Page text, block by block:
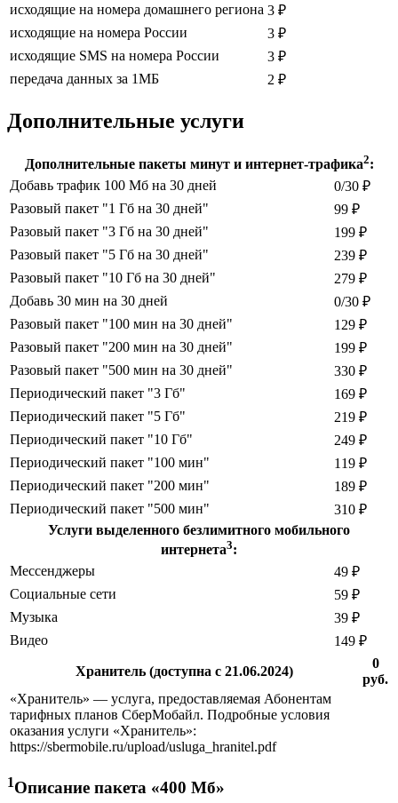
исходящие на номера домашнего региона 3 ₽
исходящие на номера России
3 ₽
исходящие SMS на номера России
3 ₽
передача данных за 1МБ
2 ₽
Дополнительные услуги
Дополнительные пакеты минут и интернет-трафика2:
Добавь трафик 100 Мб на 30 дней
0/30 ₽
Разовый пакет "1 Гб на 30 дней"
99 ₽
Разовый пакет "3 Гб на 30 дней"
199 ₽
Разовый пакет "5 Гб на 30 дней"
239 ₽
Разовый пакет "10 Гб на 30 дней"
279 ₽
Добавь 30 мин на 30 дней
0/30 ₽
Разовый пакет "100 мин на 30 дней"
129 ₽
Разовый пакет "200 мин на 30 дней"
199 ₽
Разовый пакет "500 мин на 30 дней"
330 ₽
Периодический пакет "3 Гб"
169 ₽
Периодический пакет "5 Гб"
219 ₽
Периодический пакет "10 Гб"
249 ₽
Периодический пакет "100 мин"
119 ₽
Периодический пакет "200 мин"
189 ₽
Периодический пакет "500 мин"
310 ₽
Услуги выделенного безлимитного мобильного
интернета3:
Мессенджеры
49 ₽
Социальные сети
59 ₽
Музыка
39 ₽
Видео
149 ₽
Хранитель (доступна с 21.06.2024)
0
руб.
«Хранитель» — услуга, предоставляемая Абонентам
тарифных планов СберМобайл. Подробные условия
оказания услуги «Хранитель»:
https://sbermobile.ru/upload/usluga_hranitel.pdf
1Описание пакета «400 Мб»